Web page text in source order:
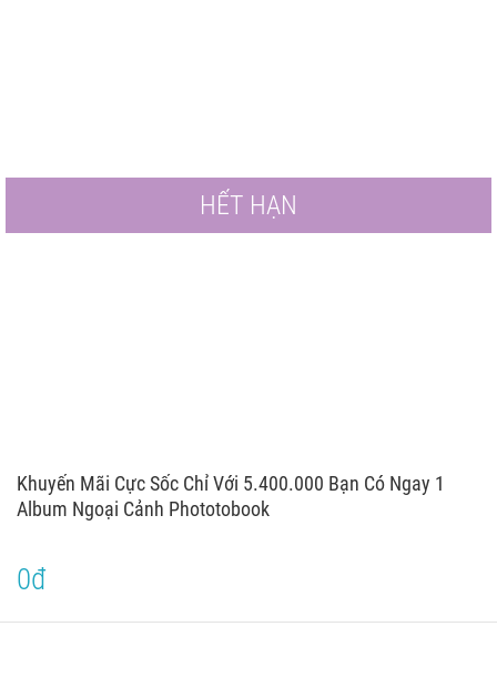
HẾT HẠN
Khuyến Mãi Cực Sốc Chỉ Với 5.400.000 Bạn Có Ngay 1
Album Ngoại Cảnh Phototobook
0đ